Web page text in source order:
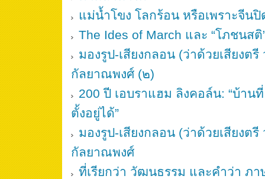
แม่น้ำโขง โลกร้อน หรือเพราะจีน
The Ides of March และ “โภชนส
มองรูป-เสียงกลอน (ว่าด้วยเสียงต
กัลยาณพงศ์ (๒)
200 ปี เอบราแฮม ลิงคอล์น: “บ้าน
ตั้งอยู่ได้”
มองรูป-เสียงกลอน (ว่าด้วยเสียงต
กัลยาณพงศ์
ที่เรียกว่า วัฒนธรรม และคำว่า ภา